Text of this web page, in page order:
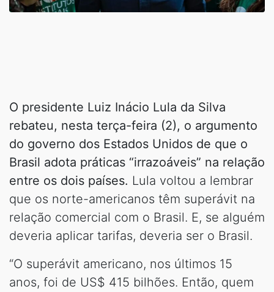
O presidente Luiz Inácio Lula da Silva
rebateu, nesta terça-feira (2), o argumento
do governo dos Estados Unidos de que o
Brasil adota práticas “irrazoáveis” na relação
entre os dois países. Lula voltou a lembrar
que os norte-americanos têm superávit na
relação comercial com o Brasil. E, se alguém
deveria aplicar tarifas, deveria ser o Brasil.
“O superávit americano, nos últimos 15
anos, foi de US$ 415 bilhões. Então, quem